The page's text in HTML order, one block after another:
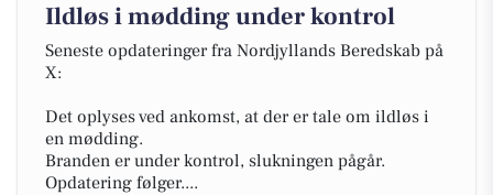
Ildløs i mødding under kontrol
Seneste opdateringer fra Nordjyllands Beredskab på
X:
Det oplyses ved ankomst, at der er tale om ildløs i
en mødding.
Branden er under kontrol, slukningen pågår.
Opdatering følger....